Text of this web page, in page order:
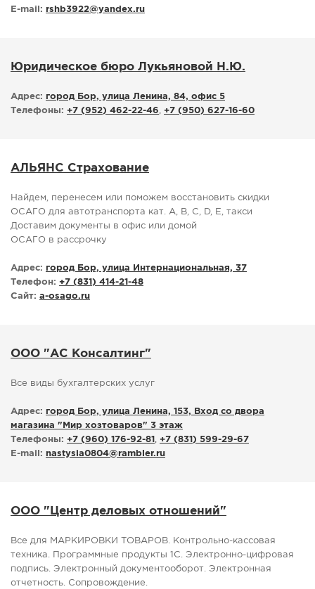
E-mail: rshb3922@yandex.ru
Юридическое бюро Лукьяновой Н.Ю.
Адрес: город Бор, улица Ленина, 84, офис 5
Телефоны: +7 (952) 462-22-46, +7 (950) 627-16-60
АЛЬЯНС Страхование
Найдем, перенесем или поможем восстановить скидки
ОСАГО для автотранспорта кат. А, В, С, D, E, такси
Доставим документы в офис или домой
ОСАГО в рассрочку
Адрес: город Бор, улица Интернациональная, 37
Телефон: +7 (831) 414-21-48
Сайт: a-osago.ru
ООО "АС Консалтинг"
Все виды бухгалтерских услуг
Адрес: город Бор, улица Ленина, 153, Вход со двора
магазина "Мир хозтоваров" 3 этаж
Телефоны: +7 (960) 176-92-81 , +7 (831) 599-29-67
E-mail: nastysia0804@rambler.ru
ООО "Центр деловых отношений"
Все для МАРКИРОВКИ ТОВАРОВ. Контрольно-кассовая
техника. Программные продукты 1С. Электронно-цифровая
подпись. Электронный документооборот. Электронная
отчетность. Сопровождение.